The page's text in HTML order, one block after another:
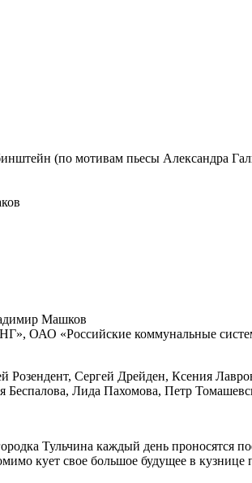
(по мотивам пьесы Александра
Машков
«Российские коммунальные
Сергей Дрейден, Ксения
Беспалова, Лида Пахомова, Петр
Тульчина каждый день проносятся
кует свое большое будущее в